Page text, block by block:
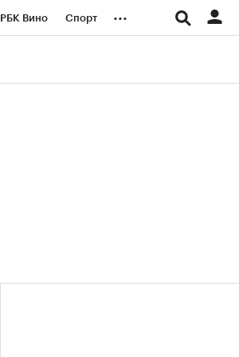
РБК Вино Спорт ...